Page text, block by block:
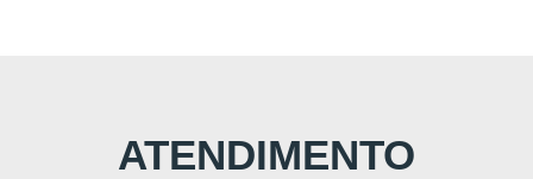
ATENDIMENTO